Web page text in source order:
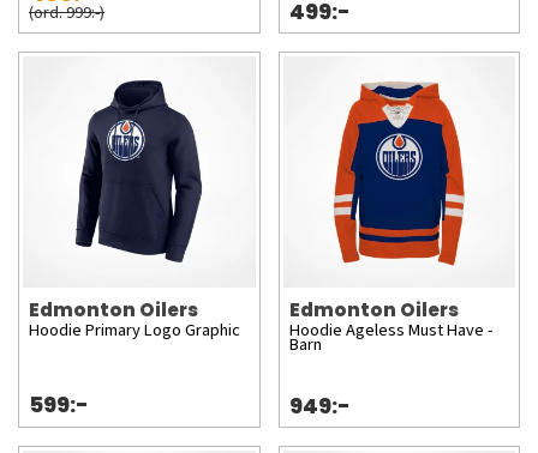
(ord. 999:-) 499:-
Edmonton Oilers
Hoodie Primary Logo Graphic
599:-
Edmonton Oilers
Hoodie Ageless Must Have -
Barn
949:-